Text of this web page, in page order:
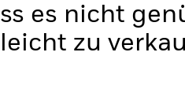
es nicht
zu